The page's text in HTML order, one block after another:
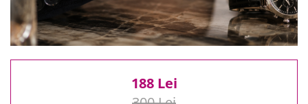
0 Lei - 100 Lei
100 Lei - 200 Lei
200 Lei - 300 Lei
300 Lei - 500 Lei
188 Lei